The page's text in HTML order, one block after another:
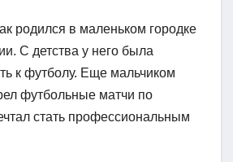
родился в маленьком городке
С детства у него была
к футболу. Еще мальчиком
футбольные матчи по
стать профессиональным